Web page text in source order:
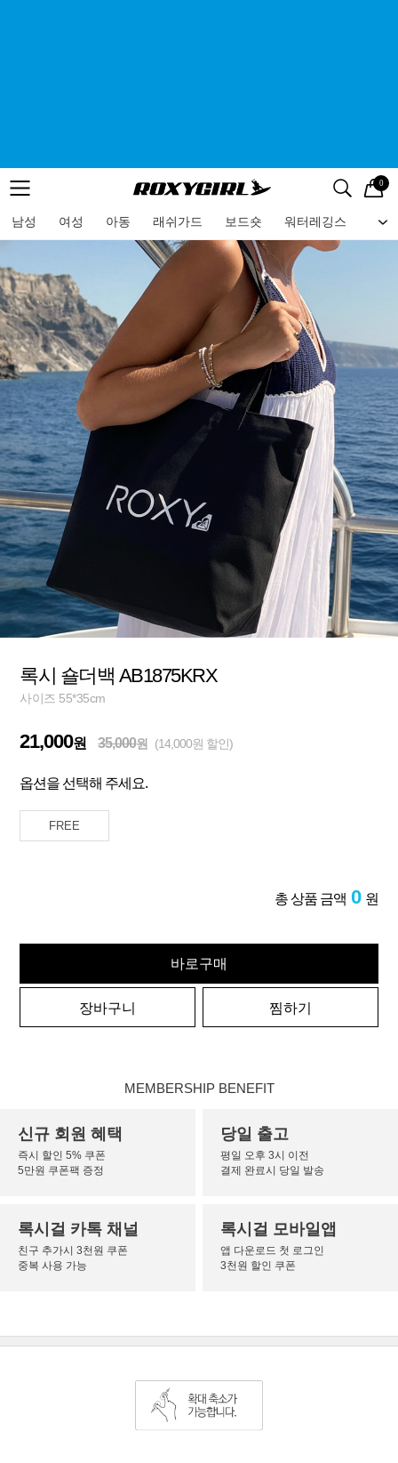
메뉴 검색
로고 0
남성 여성 아동 래쉬가드 보드숏 워터레깅스 비
메뉴
록시 숄더백 AB1875KRX
사이즈 55*35cm
21,000원 35,000원 (14,000원 할인)
옵션을 선택해 주세요.
FREE
총 상품 금액 0 원
바로구매
장바구니 찜하기
MEMBERSHIP BENEFIT
신규 회원 혜택
즉시 할인 5% 쿠폰
5만원 쿠폰팩 증정
당일 출고
평일 오후 3시 이전
결제 완료시 당일 발송
록시걸 카톡 채널
친구 추가시 3천원 쿠폰
중복 사용 가능
록시걸 모바일앱
앱 다운로드 첫 로그인
3천원 할인 쿠폰